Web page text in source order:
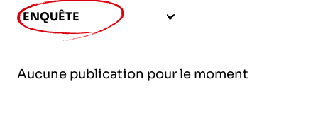
INED – Institut national d’études
démographiques
l’exploitation de la mer
ADHÉRER
ENQUÊTE
Aucune publication pour le moment